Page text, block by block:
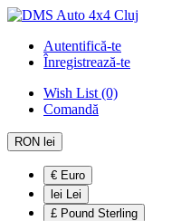
Autentifică-te
Înregistrează-te
Wish List (0)
Comandă
RON lei
€ Euro
lei Lei
£ Pound Sterling